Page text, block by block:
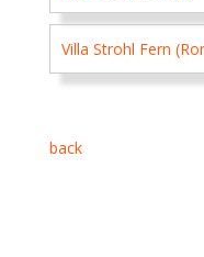
Villa Strohl Fern
back